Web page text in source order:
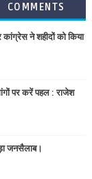
COMMENTS
कांग्रेस ने शहीदों को किया
पर करें पहल : राजेश
जनसैलाब।